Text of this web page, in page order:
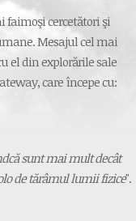
faimoşi cercetători şi
Mesajul cel mai
el din explorările sale
care începe cu:
sunt mai mult decât
de tărâmul lumii fizice".